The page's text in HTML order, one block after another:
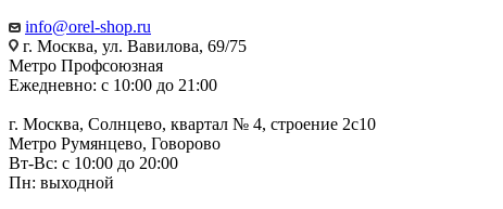
info@orel-shop.ru
г. Москва, ул. Вавилова, 69/75
Метро Профсоюзная
Ежедневно: с 10:00 до 21:00
г. Москва, Солнцево, квартал № 4, строение 2с10
Метро Румянцево, Говорово
Вт-Вс: с 10:00 до 20:00
Пн: выходной